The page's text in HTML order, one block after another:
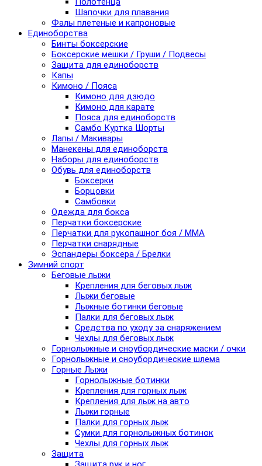
Шапочки для плавания
Фалы плетеные и капроновые
Единоборства
Бинты боксерские
Боксерские мешки / Груши / Подвесы
Защита для единоборств
Капы
Кимоно / Пояса
Кимоно для дзюдо
Кимоно для карате
Пояса для единоборств
Самбо Куртка Шорты
Лапы / Макивары
Манекены для единоборств
Наборы для единоборств
Обувь для единоборств
Боксерки
Борцовки
Самбовки
Одежда для бокса
Перчатки боксерские
Перчатки для рукопашног боя / ММА
Перчатки снарядные
Эспандеры боксера / Брелки
Зимний спорт
Беговые лыжи
Крепления для беговых лыж
Лыжи беговые
Лыжные ботинки беговые
Палки для беговых лыж
Средства по уходу за снаряжением
Чехлы для беговых лыж
Горнолыжные и сноубордические маски / очки
Горнолыжные и сноубордические шлема
Горные Лыжи
Горнолыжные ботинки
Крепления для горных лыж
Крепления для лыж на авто
Лыжи горные
Палки для горных лыж
Сумки для горнолыжных ботинок
Чехлы для горных лыж
Защита